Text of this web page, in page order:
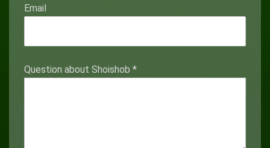
Email
Question about Shoishob *